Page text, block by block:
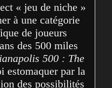
« jeu de niche »
à une catégorie
de joueurs
des 500 miles
500 : The
estomaquer par la
des possibilités